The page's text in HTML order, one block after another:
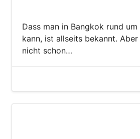
Dass man in Bangkok rund
kann, ist allseits bekannt.
nicht schon…